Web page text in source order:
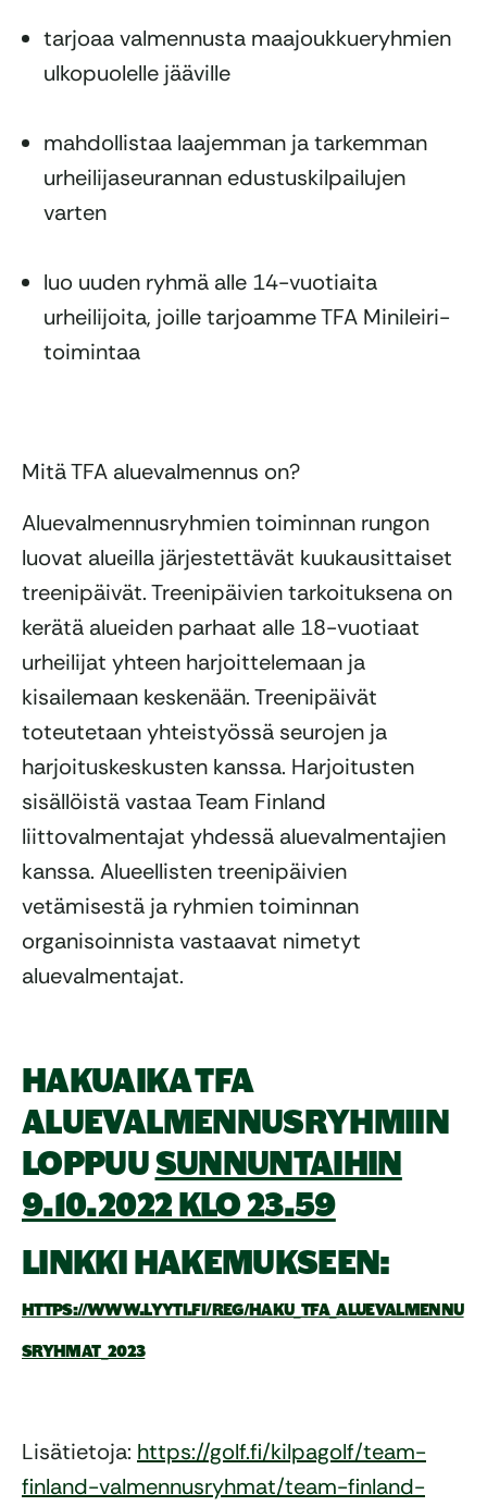
tarjoaa valmennusta maajoukkueryhmien
ulkopuolelle jääville
mahdollistaa laajemman ja tarkemman
urheilijaseurannan edustuskilpailujen
varten
luo uuden ryhmä alle 14-vuotiaita
urheilijoita, joille tarjoamme TFA Minileiri-
toimintaa
Mitä TFA aluevalmennus on?
Aluevalmennusryhmien toiminnan rungon
luovat alueilla järjestettävät kuukausittaiset
treenipäivät. Treenipäivien tarkoituksena on
kerätä alueiden parhaat alle 18-vuotiaat
urheilijat yhteen harjoittelemaan ja
kisailemaan keskenään. Treenipäivät
toteutetaan yhteistyössä seurojen ja
harjoituskeskusten kanssa. Harjoitusten
sisällöistä vastaa Team Finland
liittovalmentajat yhdessä aluevalmentajien
kanssa. Alueellisten treenipäivien
vetämisestä ja ryhmien toiminnan
organisoinnista vastaavat nimetyt
aluevalmentajat.
HAKUAIKA TFA
ALUEVALMENNUSRYHMIIN
LOPPUUSUNNUNTAIHIN
9.10.2022 KLO 23.59
LINKKI HAKEMUKSEEN:
HTTPS://WWW.LYYTI.FI/REG/HAKU_TFA_ALUEVALMENNU
SRYHMAT_2023
Lisätietoja: https://golf.fi/kilpagolf/team-
finland-valmennusryhmat/team-finland-